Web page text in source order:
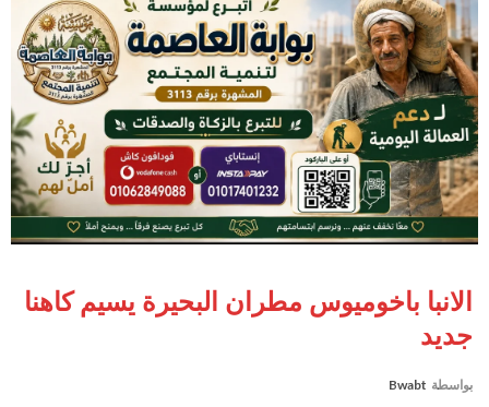
الانبا باخوميوس مطران البحيرة يسيم كاهنا
جديد
بواسطة Bwabt